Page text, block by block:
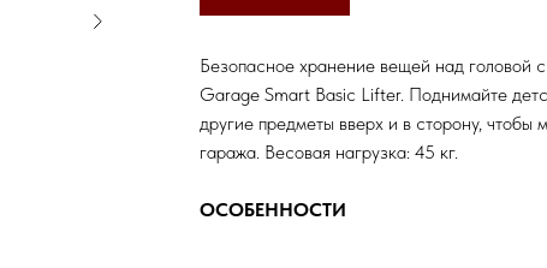
Безопасное хранение вещей над головой
Garage Smart Basic Lifter. Поднимайте
другие предметы вверх и в сторону, чтобы
гаража. Весовая нагрузка: 45 кг.
ОСОБЕННОСТИ